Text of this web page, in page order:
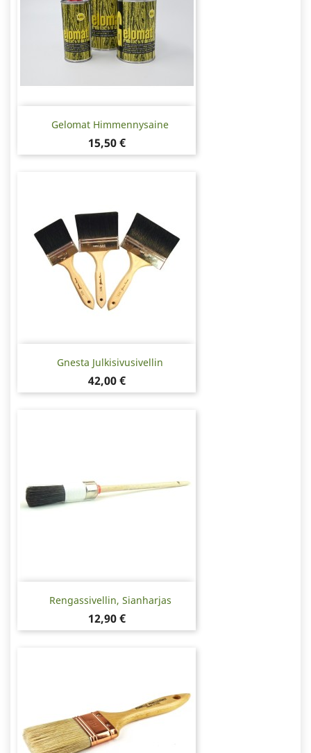
Gelomat Himmennysaine
Hinta
15,50 €
Gnesta Julkisivusivellin
Hinta
42,00 €
Rengassivellin, Sianharjas
Hinta
12,90 €